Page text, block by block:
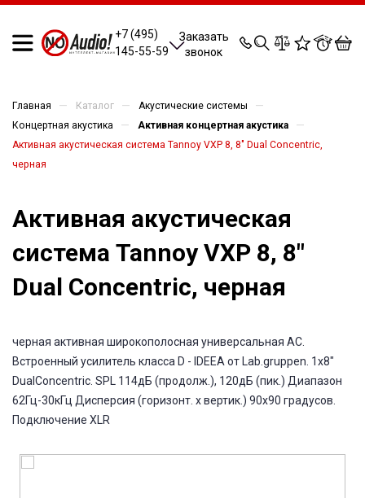
+7 (495)
145-55-59
Заказать
звонок
0 0 0 0
Главная — Каталог — Акустические системы —
Концертная акустика — Активная концертная акустика —
Активная акустическая система Tannoy VXP 8, 8" Dual Concentric,
черная
Активная акустическая
система Tannoy VXP 8, 8"
Dual Concentric, черная
черная активная широкополосная универсальная АС.
Встроенный усилитель класса D - IDEEA от Lab.gruppen. 1х8"
DualConcentric. SPL 114дБ (продолж.), 120дБ (пик.) Диапазон
62Гц-30кГц Дисперсия (горизонт. х вертик.) 90х90 градусов.
Подключение XLR